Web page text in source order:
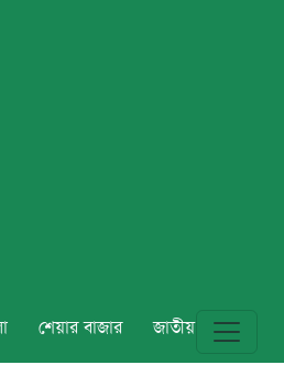
শেয়ার বাজার জাতীয় বিশ্ব